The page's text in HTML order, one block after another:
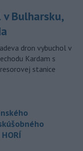
Bulharsku,
dron vybuchol v
Kardam s
stanice